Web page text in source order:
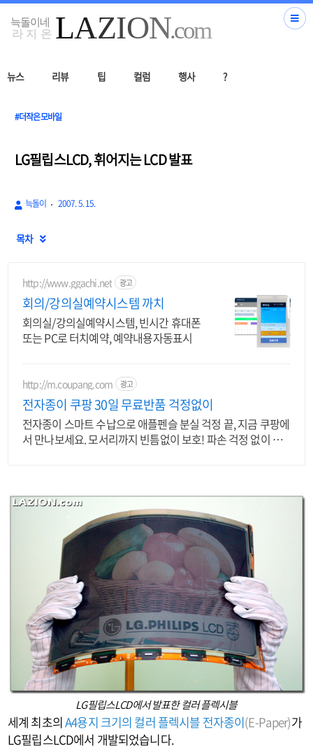
뉴스 리뷰 팁 컬럼 행사 ?
#더작은모바일
LG필립스LCD, 휘어지는 LCD 발표
늑돌이 2007. 5. 15.
목차 
http://www.ggachi.net 광고
회의/강의실예약시스템 까치
회의실/강의실예약시스템, 빈시간 휴대폰
또는 PC로 터치예약, 예약내용자동표시
http://m.coupang.com 광고
전자종이 쿠팡 30일 무료반품 걱정없이
전자종이 스마트 수납으로 애플펜슬 분실 걱정 끝, 지금 쿠팡에
서 만나보세요. 모서리까지 빈틈없이 보호! 파손 걱정 없이 와
LG필립스LCD에서 발표한 컬러 플렉시블
세계 최초의A4용지 크기의 컬러 플렉시블 전자종이(E-Paper)가
LG필립스LCD에서 개발되었습니다.